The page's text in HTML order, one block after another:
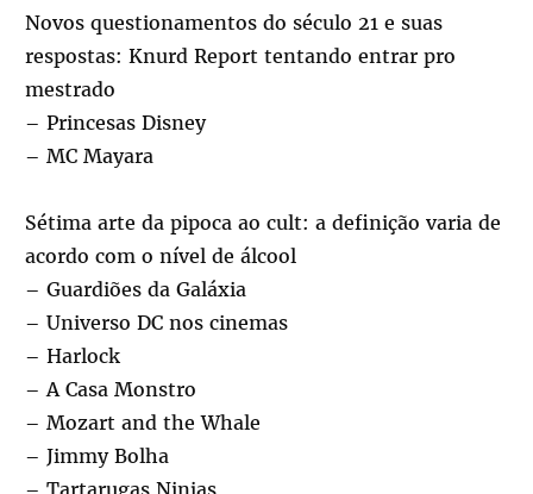
Novos questionamentos do século 21 e suas
respostas: Knurd Report tentando entrar pro
mestrado
– Princesas Disney
– MC Mayara
Sétima arte da pipoca ao cult: a definição varia de
acordo com o nível de álcool
– Guardiões da Galáxia
– Universo DC nos cinemas
– Harlock
– A Casa Monstro
– Mozart and the Whale
– Jimmy Bolha
– Tartarugas Ninjas